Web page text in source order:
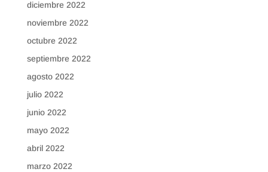
diciembre 2022
noviembre 2022
octubre 2022
septiembre 2022
agosto 2022
julio 2022
junio 2022
mayo 2022
abril 2022
marzo 2022